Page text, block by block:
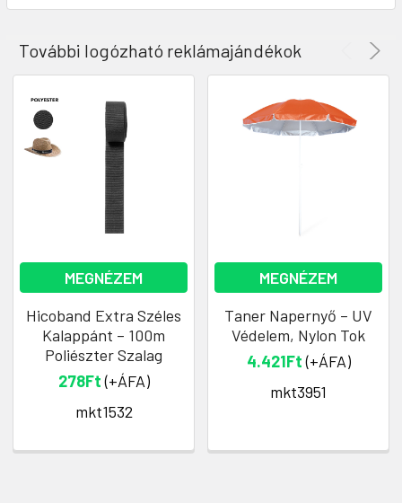
További logózható reklámajándékok
MEGNÉZEM
Hicoband Extra Széles
Kalappánt – 100m
Poliészter Szalag
278Ft(+ÁFA)
mkt1532
MEGNÉZEM
Taner Napernyő – UV
Védelem, Nylon Tok
4.421Ft(+ÁFA)
mkt3951